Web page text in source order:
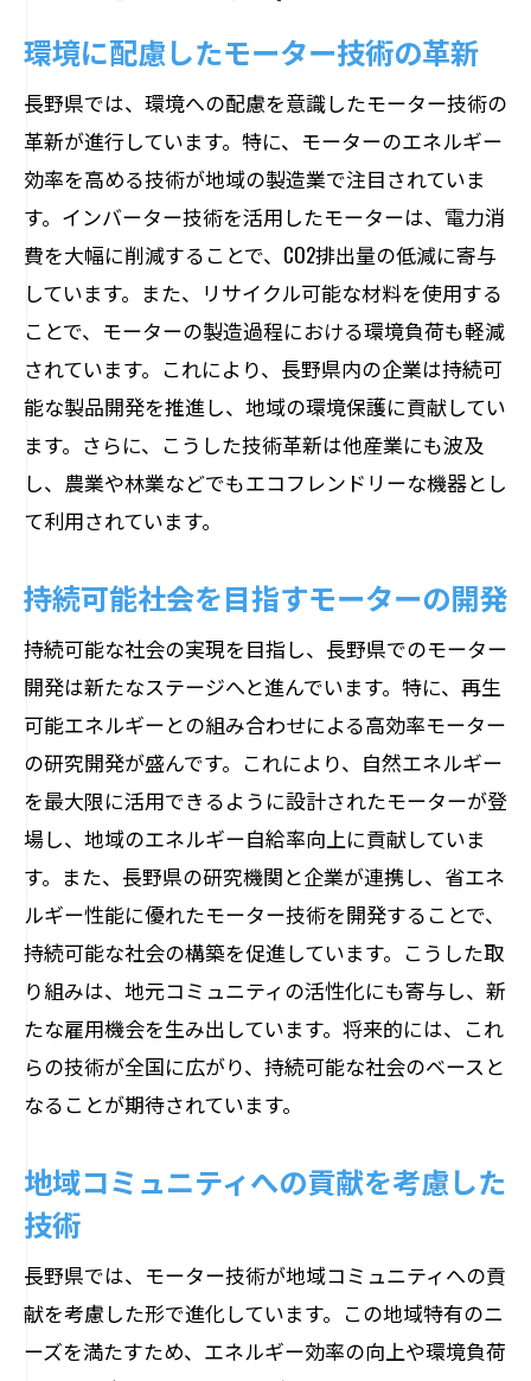
環境に配慮したモーター技術の革新
長野県では、環境への配慮を意識したモーター技術の
革新が進行しています。特に、モーターのエネルギー
効率を高める技術が地域の製造業で注目されていま
す。インバーター技術を活用したモーターは、電力消
費を大幅に削減することで、CO2排出量の低減に寄与
しています。また、リサイクル可能な材料を使用する
ことで、モーターの製造過程における環境負荷も軽減
されています。これにより、長野県内の企業は持続可
能な製品開発を推進し、地域の環境保護に貢献してい
ます。さらに、こうした技術革新は他産業にも波及
し、農業や林業などでもエコフレンドリーな機器とし
て利用されています。
持続可能社会を目指すモーターの開発
持続可能な社会の実現を目指し、長野県でのモーター
開発は新たなステージへと進んでいます。特に、再生
可能エネルギーとの組み合わせによる高効率モーター
の研究開発が盛んです。これにより、自然エネルギー
を最大限に活用できるように設計されたモーターが登
場し、地域のエネルギー自給率向上に貢献していま
す。また、長野県の研究機関と企業が連携し、省エネ
ルギー性能に優れたモーター技術を開発することで、
持続可能な社会の構築を促進しています。こうした取
り組みは、地元コミュニティの活性化にも寄与し、新
たな雇用機会を生み出しています。将来的には、これ
らの技術が全国に広がり、持続可能な社会のベースと
なることが期待されています。
地域コミュニティへの貢献を考慮した
技術
長野県では、モーター技術が地域コミュニティへの貢
献を考慮した形で進化しています。この地域特有のニ
ーズを満たすため、エネルギー効率の向上や環境負荷